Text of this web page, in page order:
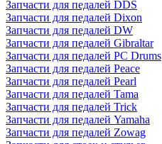
Запчасти для педалей DDS
Запчасти для педалей Dixon
Запчасти для педалей DW
Запчасти для педалей Gibraltar
Запчасти для педалей PC Drums
Запчасти для педалей Peace
Запчасти для педалей Pearl
Запчасти для педалей Tama
Запчасти для педалей Trick
Запчасти для педалей Yamaha
Запчасти для педалей Zowag